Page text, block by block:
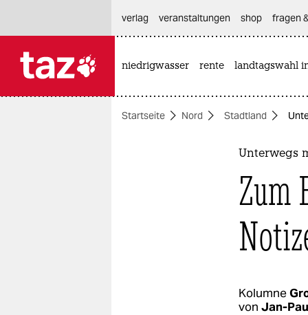
themen
verlag
veranstaltungen shop fragen
niedrigwasser rente landtagswahl
Startseite Nord Stadtland
Unterwegs
Zum
Kolumne
von Jan-